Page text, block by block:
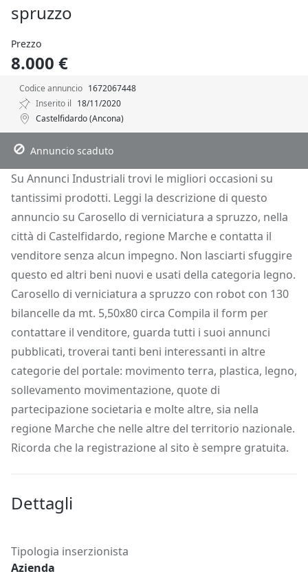
spruzzo
Prezzo
8.000 €
Codice annuncio 1672067448
Inserito il 18/11/2020
Castelfidardo (Ancona)
Descrizione
Dettagli Posizione Richiedi Info
Annuncio scaduto
Su Annunci Industriali trovi le migliori occasioni su
tantissimi prodotti. Leggi la descrizione di questo
annuncio su Carosello di verniciatura a spruzzo, nella
città di Castelfidardo, regione Marche e contatta il
venditore senza alcun impegno. Non lasciarti sfuggire
questo ed altri beni nuovi e usati della categoria legno.
Carosello di verniciatura a spruzzo con robot con 130
bilancelle da mt. 5,50x80 circa Compila il form per
contattare il venditore, guarda tutti i suoi annunci
pubblicati, troverai tanti beni interessanti in altre
categorie del portale: movimento terra, plastica, legno,
sollevamento movimentazione, quote di
partecipazione societaria e molte altre, sia nella
regione Marche che nelle altre del territorio nazionale.
Ricorda che la registrazione al sito è sempre gratuita.
Dettagli
Tipologia inserzionista
Azienda